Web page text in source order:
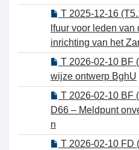
T 2025-12-16
lfuur voor leden van
inrichting van het
T 2026-02-10 BF
wijze ontwerp BghU
T 2026-02-10 BF
D66 – Meldpunt
n
T 2026-02-10 FD